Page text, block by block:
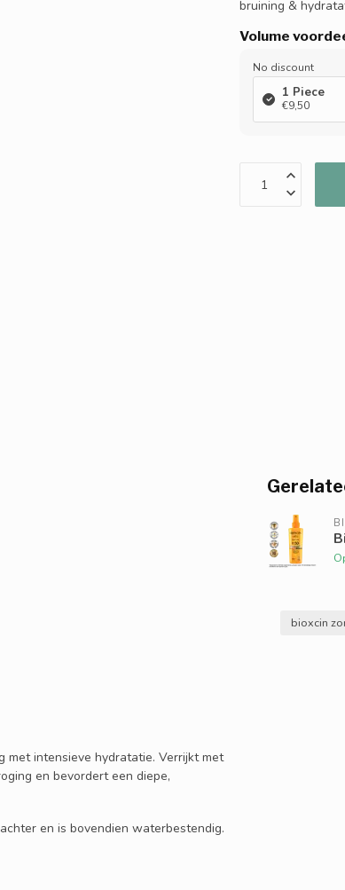
bruining &
Volume
No discount
1 Piece
€9,50
met intensieve hydratatie. Verrijkt met
en bevordert een diepe,
en is bovendien waterbestendig.
bioxcin